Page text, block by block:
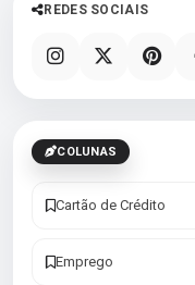
REDES SOCIAIS
COLUNAS
Cartão de Crédito
Emprego